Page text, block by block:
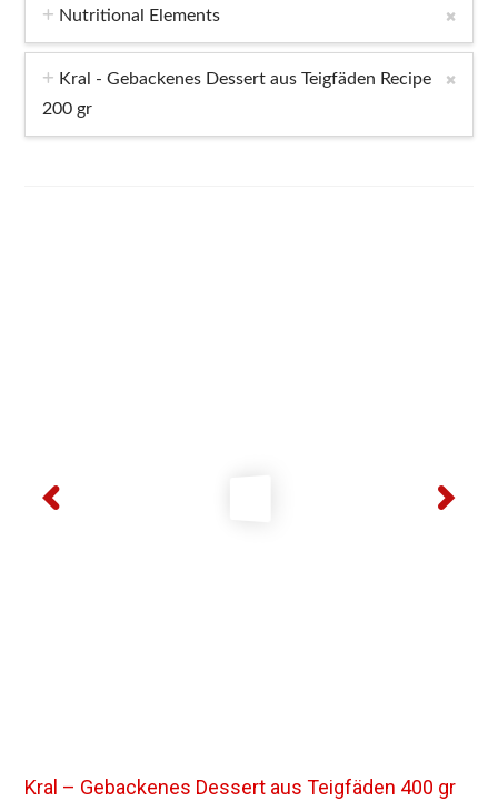
Nutritional Elements
Kral - Gebackenes Dessert aus Teigfäden Recipe
200 gr
Kral – Gebackenes Dessert aus Teigfäden 400 gr